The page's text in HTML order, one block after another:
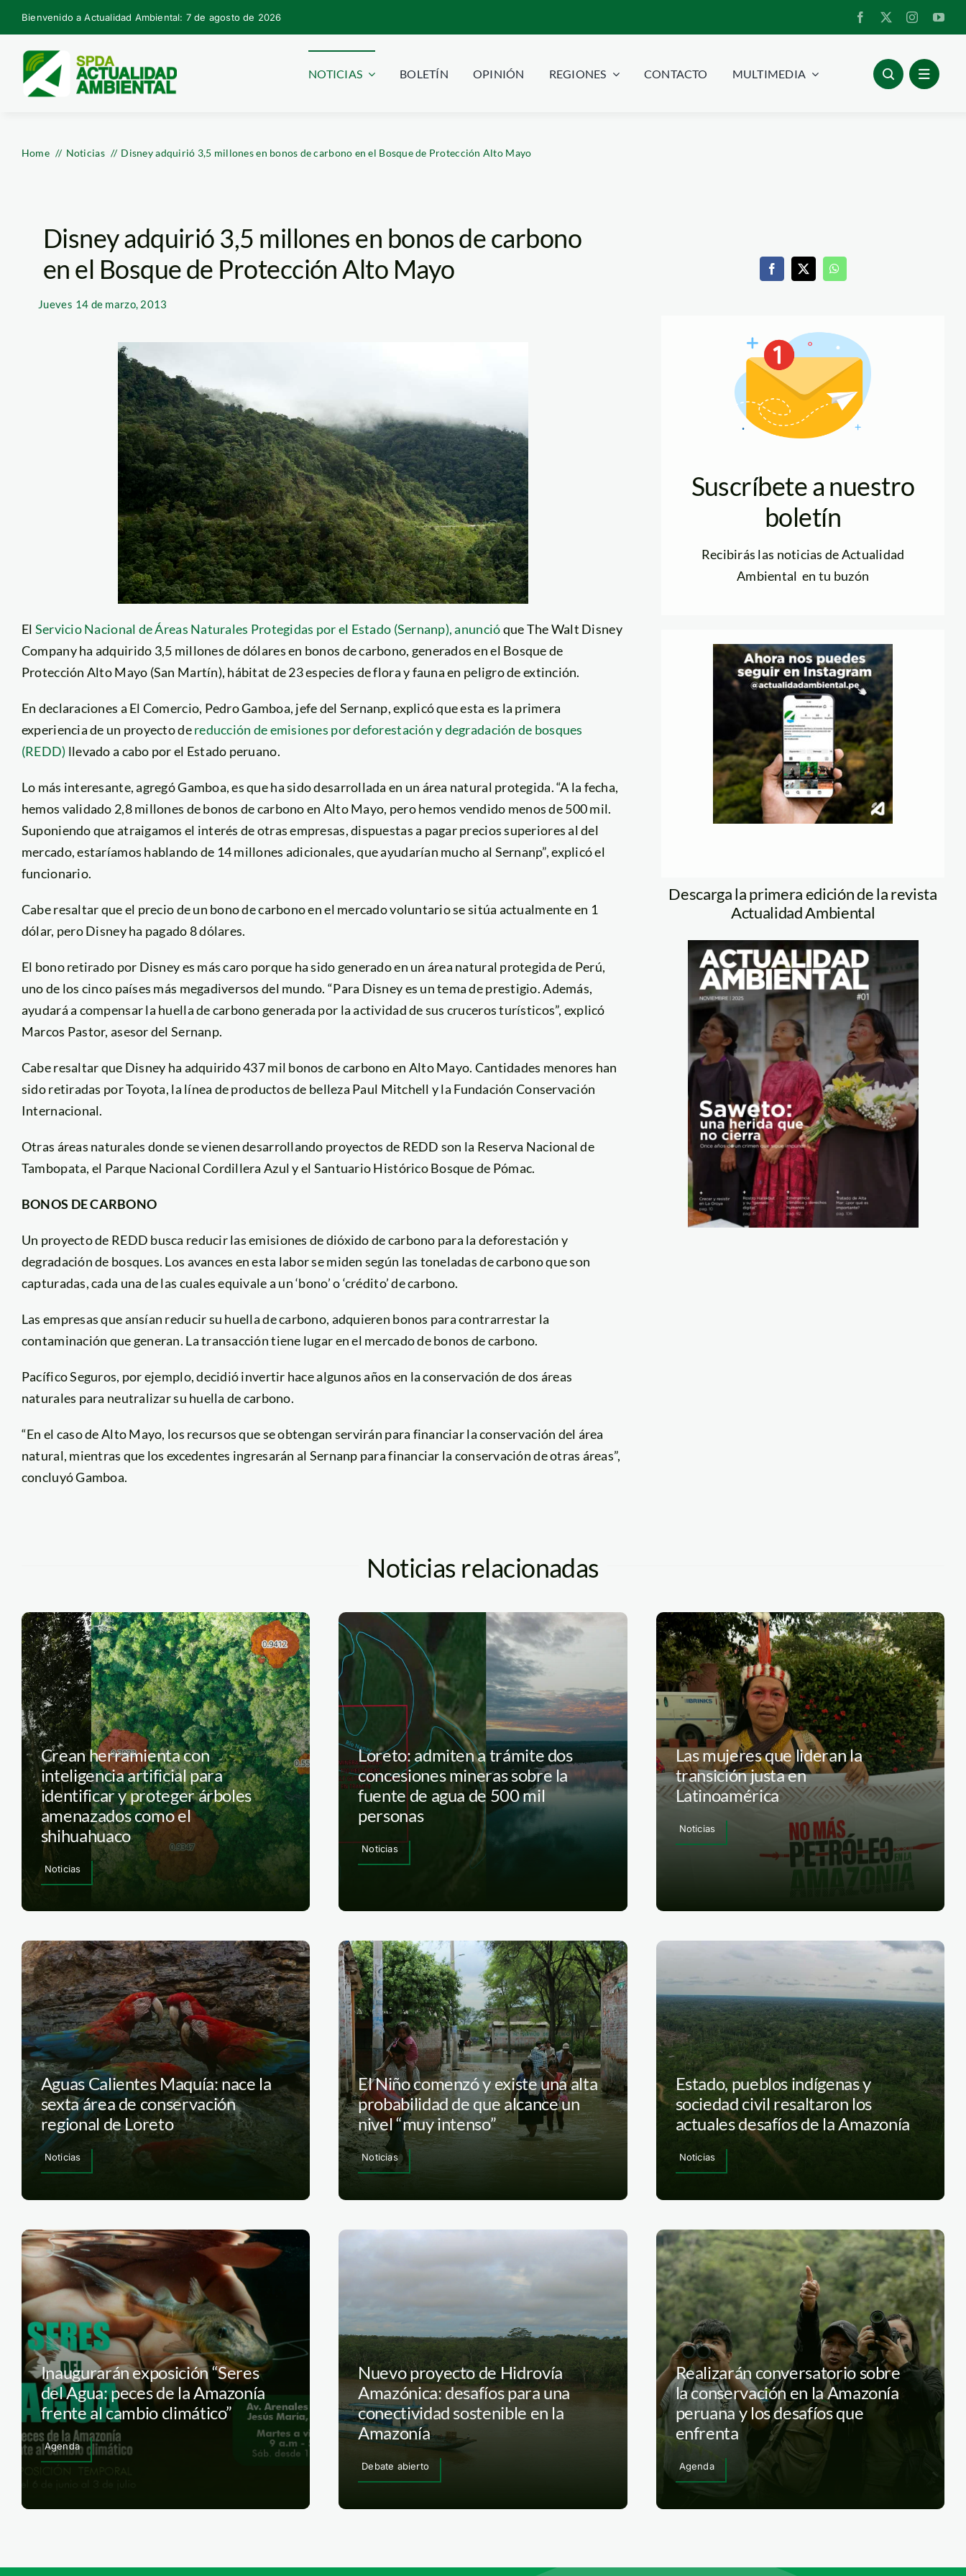
Skip
to
content
Bienvenido a Actualidad Ambiental: 7 de agosto de 2026
NOTICIAS BOLETÍN OPINIÓN REGIONES CONTACTO MULTIMEDIA
Home Noticias Disney adquirió 3,5 millones en bonos de carbono en el Bosque de Protección Alto Mayo
Disney adquirió 3,5 millones en bonos de carbono
en el Bosque de Protección Alto Mayo
Jueves 14 de marzo, 2013
El Servicio Nacional de Áreas Naturales Protegidas por el Estado (Sernanp), anuncióque The Walt Disney
Company ha adquirido 3,5 millones de dólares en bonos de carbono, generados en el Bosque de
Protección Alto Mayo (San Martín), hábitat de 23 especies de flora y fauna en peligro de extinción.
En declaraciones a El Comercio, Pedro Gamboa, jefe del Sernanp, explicó que esta es la primera
experiencia de un proyecto dereducción de emisiones por deforestación y degradación de bosques
(REDD) llevado a cabo por el Estado peruano.
Lo más interesante, agregó Gamboa, es que ha sido desarrollada en un área natural protegida. “A la fecha,
hemos validado 2,8 millones de bonos de carbono en Alto Mayo, pero hemos vendido menos de 500 mil.
Suponiendo que atraigamos el interés de otras empresas, dispuestas a pagar precios superiores al del
mercado, estaríamos hablando de 14 millones adicionales, que ayudarían mucho al Sernanp”, explicó el
funcionario.
Cabe resaltar que el precio de un bono de carbono en el mercado voluntario se sitúa actualmente en 1
dólar, pero Disney ha pagado 8 dólares.
El bono retirado por Disney es más caro porque ha sido generado en un área natural protegida de Perú,
uno de los cinco países más megadiversos del mundo. “Para Disney es un tema de prestigio. Además,
ayudará a compensar la huella de carbono generada por la actividad de sus cruceros turísticos”, explicó
Marcos Pastor, asesor del Sernanp.
Cabe resaltar que Disney ha adquirido 437 mil bonos de carbono en Alto Mayo. Cantidades menores han
sido retiradas por Toyota, la línea de productos de belleza Paul Mitchell y la Fundación Conservación
Internacional.
Otras áreas naturales donde se vienen desarrollando proyectos de REDD son la Reserva Nacional de
Tambopata, el Parque Nacional Cordillera Azul y el Santuario Histórico Bosque de Pómac.
BONOS DE CARBONO
Un proyecto de REDD busca reducir las emisiones de dióxido de carbono para la deforestación y
degradación de bosques. Los avances en esta labor se miden según las toneladas de carbono que son
capturadas, cada una de las cuales equivale a un ‘bono’ o ‘crédito’ de carbono.
Las empresas que ansían reducir su huella de carbono, adquieren bonos para contrarrestar la
contaminación que generan. La transacción tiene lugar en el mercado de bonos de carbono.
Pacífico Seguros, por ejemplo, decidió invertir hace algunos años en la conservación de dos áreas
naturales para neutralizar su huella de carbono.
“En el caso de Alto Mayo, los recursos que se obtengan servirán para financiar la conservación del área
natural, mientras que los excedentes ingresarán al Sernanp para financiar la conservación de otras áreas”,
concluyó Gamboa.
Suscríbete a nuestro
boletín
Recibirás las noticias de Actualidad
Ambiental en tu buzón
Descarga la primera edición de la revista
Actualidad Ambiental
Noticias relacionadas
Crean herramienta con
inteligencia artificial para
identificar y proteger árboles
amenazados como el
shihuahuaco
Noticias
Loreto: admiten a trámite dos
concesiones mineras sobre la
fuente de agua de 500 mil
personas
Noticias
Las mujeres que lideran la
transición justa en
Latinoamérica
Noticias
Aguas Calientes Maquía: nace la
sexta área de conservación
regional de Loreto
Noticias
El Niño comenzó y existe una alta
probabilidad de que alcance un
nivel “muy intenso”
Noticias
Estado, pueblos indígenas y
sociedad civil resaltaron los
actuales desafíos de la Amazonía
Noticias
Inaugurarán exposición “Seres
del Agua: peces de la Amazonía
frente al cambio climático”
Agenda
Nuevo proyecto de Hidrovía
Amazónica: desafíos para una
conectividad sostenible en la
Amazonía
Debate abierto
Realizarán conversatorio sobre
la conservación en la Amazonía
peruana y los desafíos que
enfrenta
Agenda